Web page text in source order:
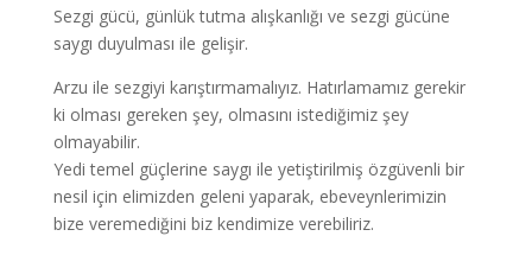
Sezgi gücü, günlük tutma alışkanlığı ve sezgi gücüne
saygı duyulması ile gelişir.
Arzu ile sezgiyi karıştırmamalıyız. Hatırlamamız gerekir
ki olması gereken şey, olmasını istediğimiz şey
olmayabilir.
Yedi temel güçlerine saygı ile yetiştirilmiş özgüvenli bir
nesil için elimizden geleni yaparak, ebeveynlerimizin
bize veremediğini biz kendimize verebiliriz.